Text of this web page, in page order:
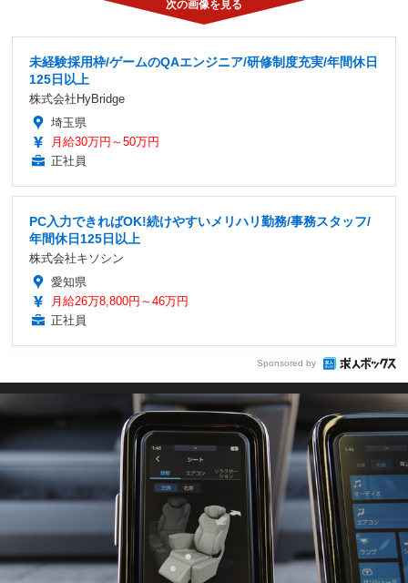
未経験採用枠/ゲームのQAエンジニア/研修制度充実/年間休日
125日以上
株式会社HyBridge
埼玉県
月給30万円～50万円
正社員
PC入力できればOK!続けやすいメリハリ勤務/事務スタッフ/
年間休日125日以上
株式会社キソシン
愛知県
月給26万8,800円～46万円
正社員
Sponsored by